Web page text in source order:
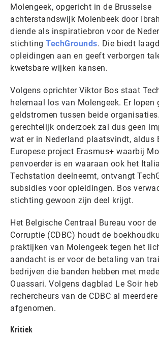
Molengeek, opgericht in de Brusselse
achterstandswijk Molenbeek door
diende als inspiratiebron voor de
stichting TechGrounds. Die biedt
opleidingen aan en geeft verborgen
kwetsbare wijken kansen.
Volgens oprichter Viktor Bos staat
helemaal los van Molengeek. Er lopen
geldstromen tussen beide
gerechtelijk onderzoek zal dus geen
wat er in Nederland plaatsvindt, aldus
Europese project Erasmus+ waarbij
penvoerder is en waaraan ook het
Techstation deelneemt, ontvangt
subsidies voor opleidingen. Bos
stichting gewoon zijn deel krijgt.
Het Belgische Centraal Bureau voor
Corruptie (CDBC) houdt de
praktijken van Molengeek tegen het
aandacht is er voor de betaling van
bedrijven die banden hebben met
Ouassari. Volgens dagblad Le Soir
rechercheurs van de CDBC al
afgenomen.
Kritiek